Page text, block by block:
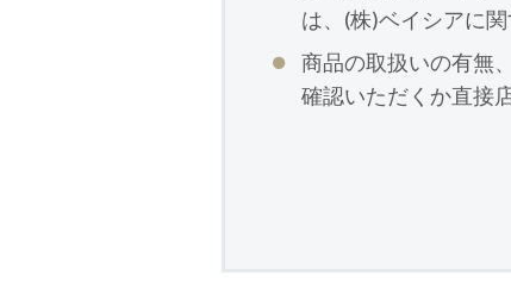
は、(株)ベイシアに
商品の取扱いの有無
確認いただくか直接